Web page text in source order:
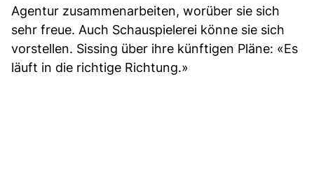
Agentur zusammenarbeiten, worüber sie sich
sehr freue. Auch Schauspielerei könne sie sich
vorstellen. Sissing über ihre künftigen Pläne: «Es
läuft in die richtige Richtung.»